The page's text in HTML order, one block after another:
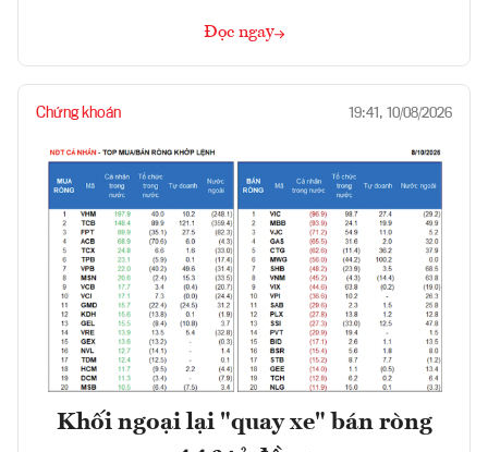
Đọc ngay
Chứng khoán 19:41, 10/08/2026
Khối ngoại lại "quay xe" bán ròng